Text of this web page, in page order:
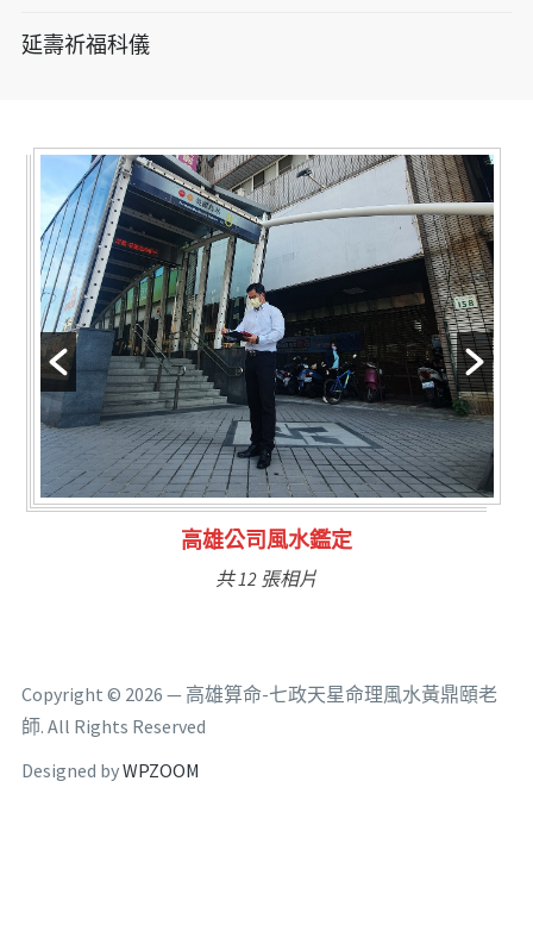
延壽祈福科儀
林氏福主量子生基造命
共 6 張相片
Copyright © 2026 — 高雄算命-七政天星命理風水黃鼎頤老
師. All Rights Reserved
Designed byWPZOOM